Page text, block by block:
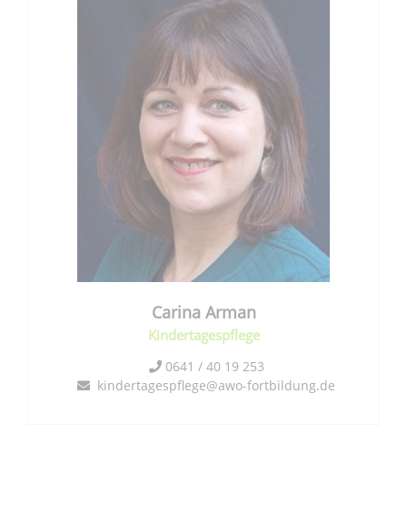
Carina Arman
Kindertagespflege
0641 / 40 19 253
kindertagespflege@awo-fortbildung.de